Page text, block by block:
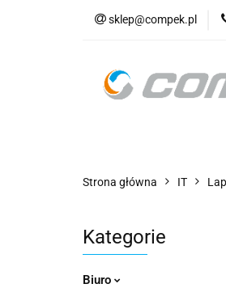
sklep@compek.pl
Strona główna IT
Kategorie
Biuro